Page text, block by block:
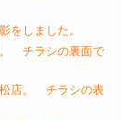
をしました。
。 チラシの裏面で
松店。 チラシの表